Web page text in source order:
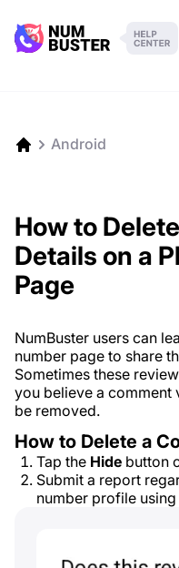
Android
How to
Details on a
Page
NumBuster users can
number page to share
Sometimes these
you believe a comment
be removed.
How to Delete a
Tap the Hide button
Submit a report
number profile using